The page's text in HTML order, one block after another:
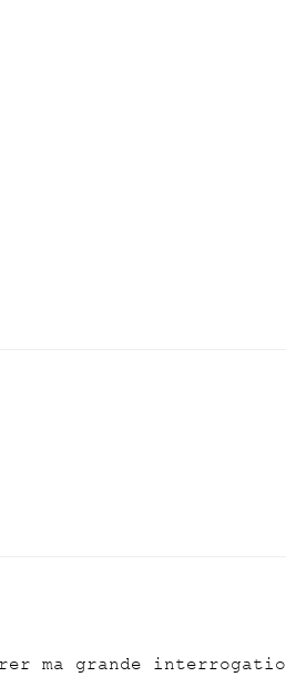
ma grande